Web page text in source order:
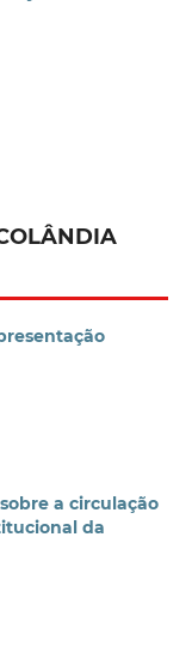
a circulação
da